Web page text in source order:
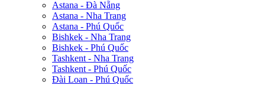
Astana - Đà Nẵng
Astana - Nha Trang
Astana - Phú Quốc
Bishkek - Nha Trang
Bishkek - Phú Quốc
Tashkent - Nha Trang
Tashkent - Phú Quốc
Đài Loan - Phú Quốc